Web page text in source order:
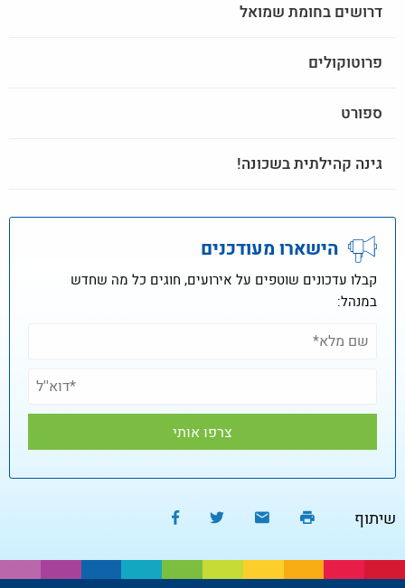
דרושים בחומת שמואל
פרוטוקולים
ספורט
גינה קהילתית בשכונה!
הישארו מעודכנים
קבלו עדכונים שוטפים על אירועים, חוגים כל מה שחדש
במנהל:
שיתוף